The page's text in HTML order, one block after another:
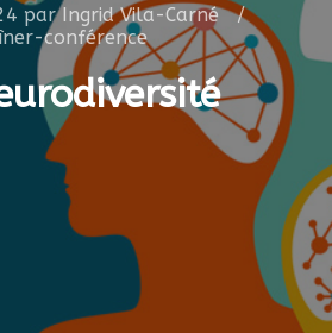
parIngrid Vila-Carné
conférence